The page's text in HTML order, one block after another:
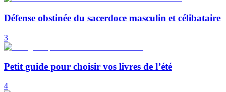
Défense obstinée du sacerdoce masculin et célibataire
3
Petit guide pour choisir vos livres de l’été
4